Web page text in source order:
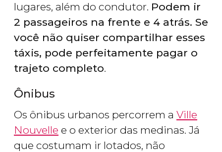
lugares, além do condutor. Podem ir
2 passageiros na frente e 4 atrás. Se
você não quiser compartilhar esses
táxis, pode perfeitamente pagar o
trajeto completo.
Ônibus
Os ônibus urbanos percorrem a Ville
Nouvelle e o exterior das medinas. Já
que costumam ir lotados, não